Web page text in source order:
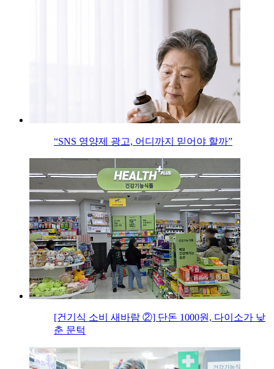
“SNS 영양제 광고, 어디까지 믿어야 할까”
[건기식 소비 새바람 ②] 단돈 1000원, 다이소가 낮
춘 문턱